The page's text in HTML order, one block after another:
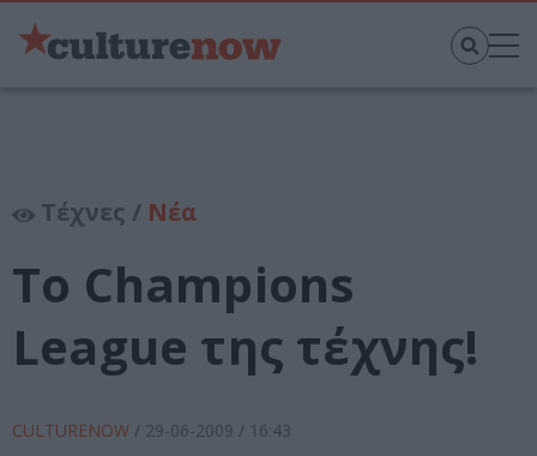
Τέχνες / Νέα
Το Champions
League της τέχνης!
CULTURENOW / 29-06-2009 / 16:43